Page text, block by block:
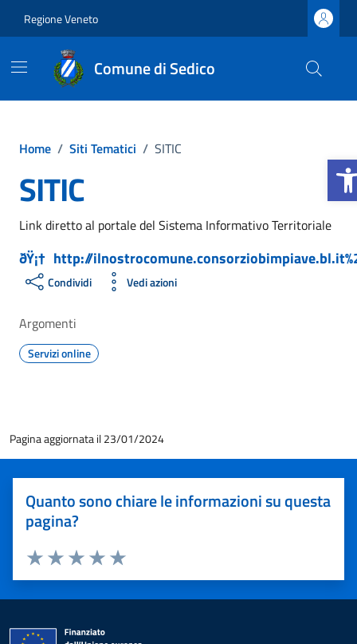
Regione Veneto
Comune di Sedico
Home / Siti Tematici / SITIC
SITIC
Link diretto al portale del Sistema Informativo Territoriale
http://
Condividi Vedi azioni
Argomenti
Servizi online
Pagina aggiornata il 23/01/2024
Quanto sono chiare le informazioni su questa
pagina?
Valuta 5 stelle su 5
Valuta 4 stelle su 5
Valuta 3 stelle su 5
Valuta 2 stelle su 5
Valuta 1 stelle su 5